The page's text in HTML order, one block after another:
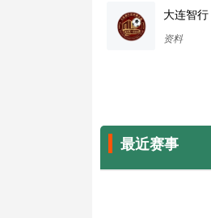
大连智行
资料
最近赛事